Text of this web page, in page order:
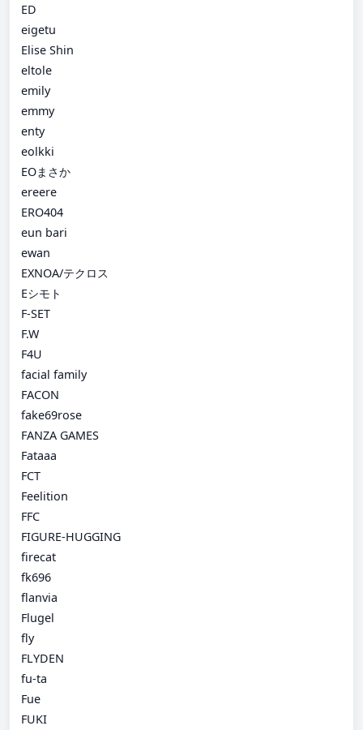
ED
eigetu
Elise Shin
eltole
emily
emmy
enty
eolkki
EOまさか
ereere
ERO404
eun bari
ewan
EXNOA/テクロス
Eシモト
F-SET
F.W
F4U
facial family
FACON
fake69rose
FANZA GAMES
Fataaa
FCT
Feelition
FFC
FIGURE-HUGGING
firecat
fk696
flanvia
Flugel
fly
FLYDEN
fu-ta
Fue
FUKI